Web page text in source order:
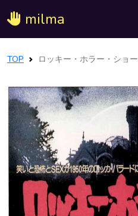
milma
TOP ロッキー・ホラー・ショー